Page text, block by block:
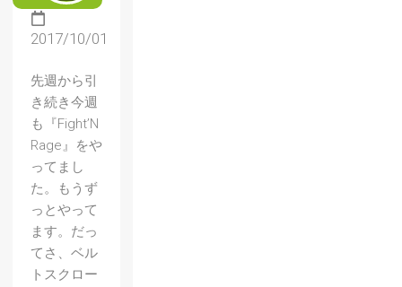
2017/10/01
先週から引
き続き今週
も『Fight’N
Rage』をや
ってまし
た。もうず
っとやって
ます。だっ
てさ、ベル
トスクロー